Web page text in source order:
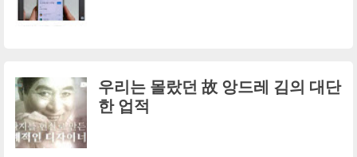
우리는 몰랐던 故 앙드레 김의 대단
한 업적